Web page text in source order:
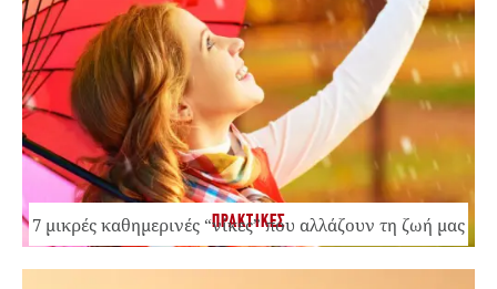
ΠΡΑΚΤΙΚΕΣ
7 μικρές καθημερινές “νίκες” που αλλάζουν τη ζωή μας